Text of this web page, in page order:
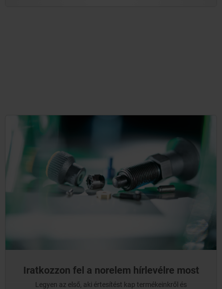
Iratkozzon fel a norelem hírlevélre most
Legyen az első, aki értesítést kap termékeinkről és